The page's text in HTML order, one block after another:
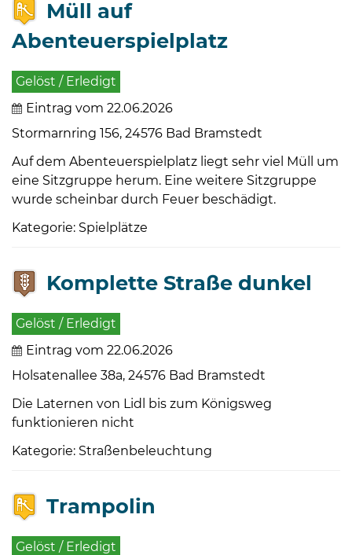
Müll auf
Abenteuerspielplatz
Gelöst / Erledigt
Eintrag vom 22.06.2026
Stormarnring 156, 24576 Bad Bramstedt
Auf dem Abenteuerspielplatz liegt sehr viel Müll um
eine Sitzgruppe herum. Eine weitere Sitzgruppe
wurde scheinbar durch Feuer beschädigt.
Kategorie: Spielplätze
Komplette Straße dunkel
Gelöst / Erledigt
Eintrag vom 22.06.2026
Holsatenallee 38a, 24576 Bad Bramstedt
Die Laternen von Lidl bis zum Königsweg
funktionieren nicht
Kategorie: Straßenbeleuchtung
Trampolin
Gelöst / Erledigt